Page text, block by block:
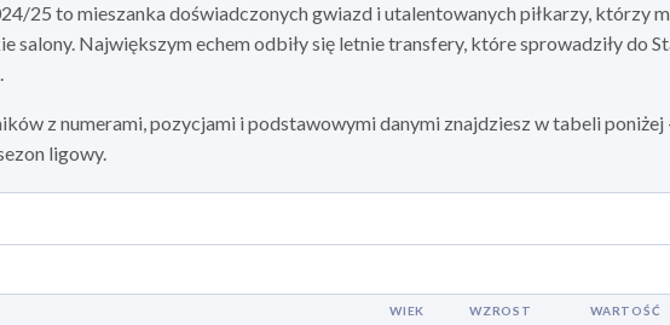
25 to mieszanka doświadczonych gwiazd i utalentowanych piłkarzy, którzy
salony. Największym echem odbiły się letnie transfery, które sprowadziły do
z numerami, pozycjami i podstawowymi danymi znajdziesz w tabeli poniżej
ligowy.
WIEK WZROST WARTOŚĆ